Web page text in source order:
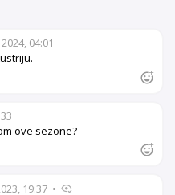
04:01
ove sezone?
19:37 •